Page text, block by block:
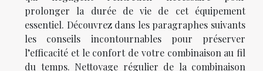
prolonger la durée de vie de cet équipement
essentiel. Découvrez dans les paragraphes suivants
les conseils incontournables pour préserver
l’efficacité et le confort de votre combinaison au fil
du temps. Nettoyage régulier de la combinaison